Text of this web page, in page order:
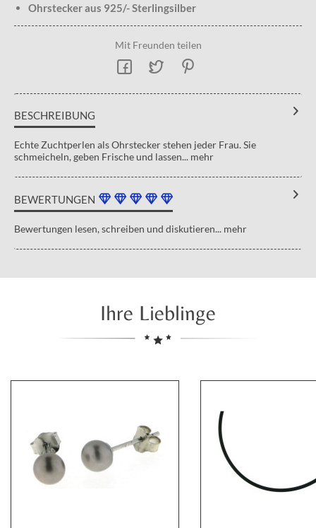
Ohrstecker aus 925/- Sterlingsilber
Mit Freunden teilen
BESCHREIBUNG
Echte Zuchtperlen als Ohrstecker stehen jeder Frau. Sie
schmeicheln, geben Frische und lassen... mehr
BEWERTUNGEN
Bewertungen lesen, schreiben und diskutieren... mehr
Ihre Lieblinge